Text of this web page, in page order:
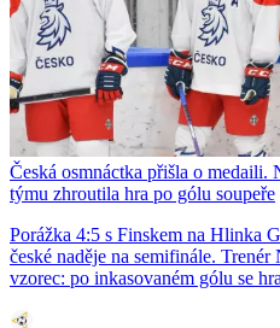
Česká osmnáctka přišla o medaili.
týmu zhroutila hra po gólu soupeře
Porážka 4:5 s Finskem na Hlinka
české naděje na semifinále.
vzorec: po inkasovaném gólu se